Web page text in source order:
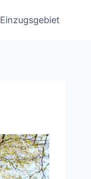
Einzugsgebiet